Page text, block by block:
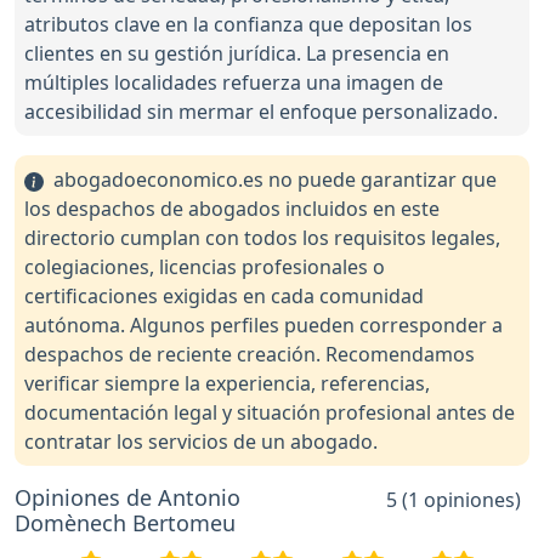
atributos clave en la confianza que depositan los
clientes en su gestión jurídica. La presencia en
múltiples localidades refuerza una imagen de
accesibilidad sin mermar el enfoque personalizado.
abogadoeconomico.es no puede garantizar que
los despachos de abogados incluidos en este
directorio cumplan con todos los requisitos legales,
colegiaciones, licencias profesionales o
certificaciones exigidas en cada comunidad
autónoma. Algunos perfiles pueden corresponder a
despachos de reciente creación. Recomendamos
verificar siempre la experiencia, referencias,
documentación legal y situación profesional antes de
contratar los servicios de un abogado.
Opiniones de Antonio
Domènech Bertomeu
5 (1 opiniones)